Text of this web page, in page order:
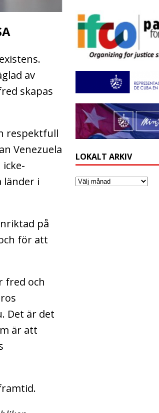
av
skapas
respektfull
Venezuela
länder i
på
för att
fred och
Det är det
är att
LOKALT ARKIV